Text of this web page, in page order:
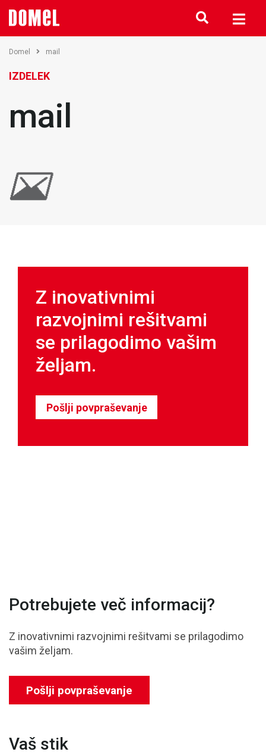
Domel mail
IZDELEK
mail
Z inovativnimi
razvojnimi rešitvami
se prilagodimo vašim
željam.
Pošlji povpraševanje
Potrebujete več informacij?
Z inovativnimi razvojnimi rešitvami se prilagodimo
vašim željam.
Pošlji povpraševanje
Vaš stik